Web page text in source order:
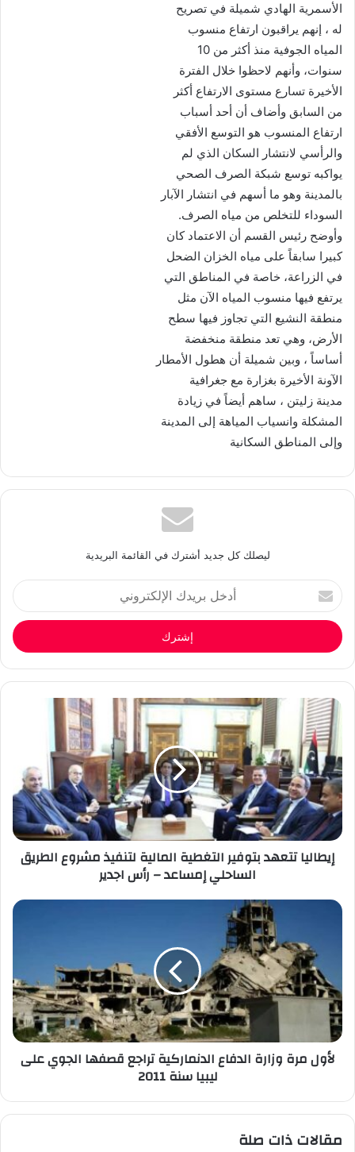
الأسمرية الهادي شميلة في تصريح
له ، إنهم يراقبون ارتفاع منسوب
المياه الجوفية منذ أكثر من 10
سنوات، وأنهم لاحظوا خلال الفترة
الأخيرة تسارع مستوى الارتفاع أكثر
من السابق وأضاف أن أحد أسباب
ارتفاع المنسوب هو التوسع الأفقي
والرأسي لانتشار السكان الذي لم
يواكبه توسع شبكة الصرف الصحي
بالمدينة وهو ما أسهم في انتشار الآبار
السوداء للتخلص من مياه الصرف.
وأوضح رئيس القسم أن الاعتماد كان
كبيرا سابقاً على مياه الخزان الضحل
في الزراعة، خاصة في المناطق التي
يرتفع فيها منسوب المياه الآن مثل
منطقة النشيع التي تجاوز فيها سطح
الأرض، وهي تعد منطقة منخفضة
أساساً ، وبين شميلة أن هطول الأمطار
الآونة الأخيرة بغزارة مع جغرافية
مدينة زليتن ، ساهم أيضاً في زيادة
المشكلة وانسياب المياهة إلى المدينة
وإلى المناطق السكانية
ليصلك كل جديد أشترك في القائمة البريدية
أدخل
بريدك
الإلكتروني
إيطاليا تتعهد بتوفير التغطية المالية لتنفيذ مشروع الطريق
الساحلي إمساعد – رأس اجدير
لأول مرة وزارة الدفاع الدنماركية تراجع قصفها الجوي على
ليبيا سنة 2011
مقالات ذات صلة